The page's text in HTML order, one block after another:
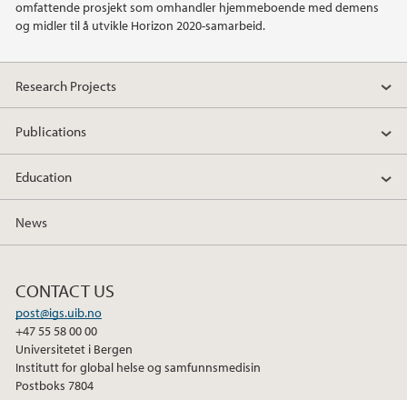
omfattende prosjekt som omhandler hjemmeboende med demens
og midler til å utvikle Horizon 2020-samarbeid.
2019
2018
2017
2016
2015
2014
Research Projects
Publications
Education
News
CONTACT US
post@igs.uib.no
+47 55 58 00 00
Universitetet i Bergen
Institutt for global helse og samfunnsmedisin
Postboks 7804